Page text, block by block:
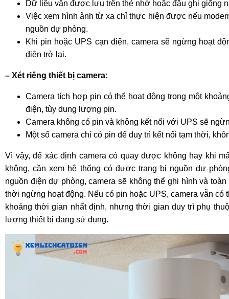
Dữ liệu vẫn được lưu trên thẻ nhớ hoặc đầu ghi giống
Việc xem hình ảnh từ xa chỉ thực hiện được nếu
nguồn dự phòng.
Khi pin hoặc UPS cạn điện, camera sẽ ngừng hoạt
điện trở lại.
– Xét riêng thiết bị camera:
Camera tích hợp pin có thể hoạt động trong một
điện, tùy dung lượng pin.
Camera không có pin và không kết nối với UPS sẽ
Một số camera chỉ có pin để duy trì kết nối tạm thời,
Vì vậy, để xác định camera có quay được không hay khi
không, cần xem hệ thống có được trang bị nguồn dự
nguồn điện dự phòng, camera sẽ không thể ghi hình và
thời ngừng hoạt động. Nếu có pin hoặc UPS, camera vẫn có
khoảng thời gian nhất định, nhưng thời gian duy trì phụ
lượng thiết bị đang sử dụng.